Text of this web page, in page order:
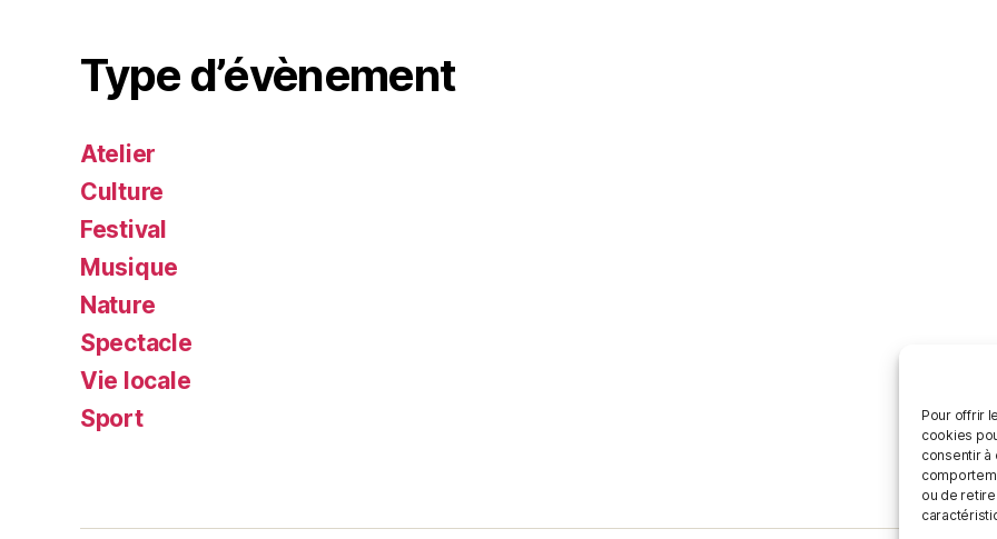
Pour offrir
cookies
consentir
ou de
Type d’évènement
Atelier
Culture
Festival
Musique
Nature
Spectacle
Vie locale
Sport